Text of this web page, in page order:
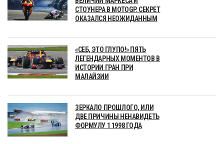
СТОУНЕРА В MOTOGP. СЕКРЕТ
ОКАЗАЛСЯ НЕОЖИДАННЫМ
«СЕБ, ЭТО ГЛУПО!» ПЯТЬ
ЛЕГЕНДАРНЫХ МОМЕНТОВ В
ИСТОРИИ ГРАН ПРИ
МАЛАЙЗИИ
ЗЕРКАЛО ПРОШЛОГО, ИЛИ
ДВЕ ПРИЧИНЫ НЕНАВИДЕТЬ
ФОРМУЛУ 1 1998 ГОДА